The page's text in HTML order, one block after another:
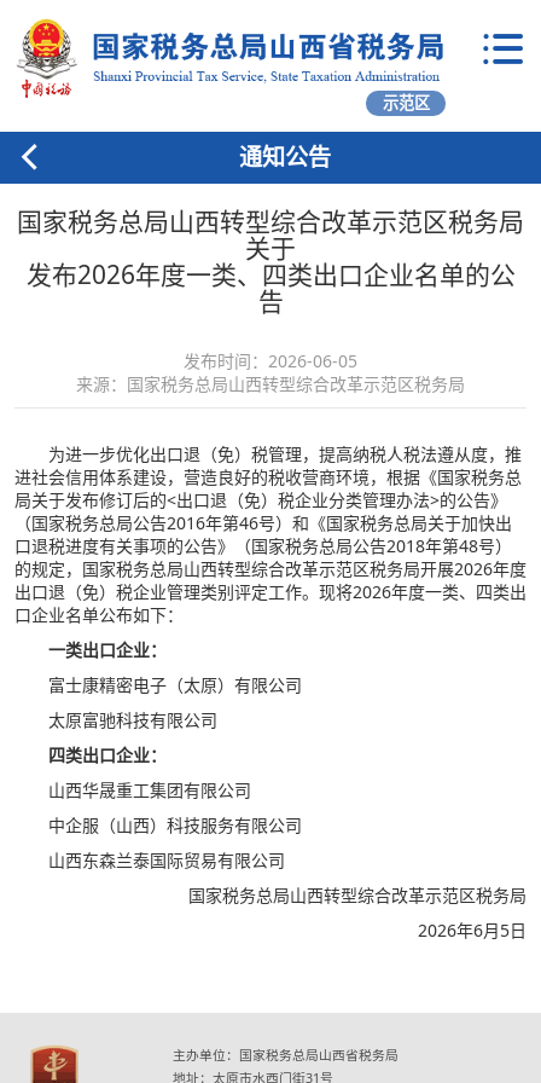
示范区
通知公告
国家税务总局山西转型综合改革示范区税务局
关于
发布2026年度一类、四类出口企业名单的公
告
发布时间：2026-06-05
来源：国家税务总局山西转型综合改革示范区税务局
为进一步优化出口退（免）税管理，提高纳税人税法遵从度，推
进社会信用体系建设，营造良好的税收营商环境，根据《国家税务总
局关于发布修订后的<出口退（免）税企业分类管理办法>的公告》
（国家税务总局公告2016年第46号）和《国家税务总局关于加快出
口退税进度有关事项的公告》（国家税务总局公告2018年第48号）
的规定，国家税务总局山西转型综合改革示范区税务局开展2026年度
出口退（免）税企业管理类别评定工作。现将2026年度一类、四类出
口企业名单公布如下：
一类出口企业：
富士康精密电子（太原）有限公司
太原富驰科技有限公司
四类出口企业：
山西华晟重工集团有限公司
中企服（山西）科技服务有限公司
山西东森兰泰国际贸易有限公司
国家税务总局山西转型综合改革示范区税务局
2026年6月5日
主办单位：国家税务总局山西省税务局
地址：太原市水西门街31号